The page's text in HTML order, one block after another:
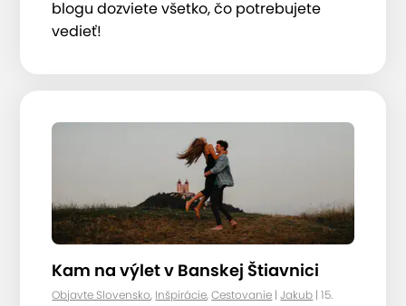
blogu dozviete všetko, čo potrebujete
vedieť!
Kam na výlet v Banskej Štiavnici
Objavte Slovensko, Inšpirácie,Cestovanie |Jakub | 15.